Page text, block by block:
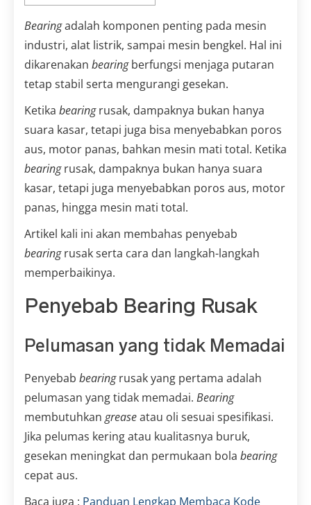
Bearingadalah komponen penting pada mesin
industri, alat listrik, sampai mesin bengkel. Hal ini
dikarenakan bearingberfungsi menjaga putaran
tetap stabil serta mengurangi gesekan.
Ketika bearingrusak, dampaknya bukan hanya
suara kasar, tetapi juga bisa menyebabkan poros
aus, motor panas, bahkan mesin mati total. Ketika
bearingrusak, dampaknya bukan hanya suara
kasar, tetapi juga menyebabkan poros aus, motor
panas, hingga mesin mati total.
Artikel kali ini akan membahas penyebab
bearingrusak serta cara dan langkah-langkah
memperbaikinya.
Penyebab Bearing Rusak
Pelumasan yang tidak Memadai
Penyebab bearingrusak yang pertama adalah
pelumasan yang tidak memadai. Bearing
membutuhkan greaseatau oli sesuai spesifikasi.
Jika pelumas kering atau kualitasnya buruk,
gesekan meningkat dan permukaan bola bearing
cepat aus.
Baca juga : Panduan Lengkap Membaca Kode